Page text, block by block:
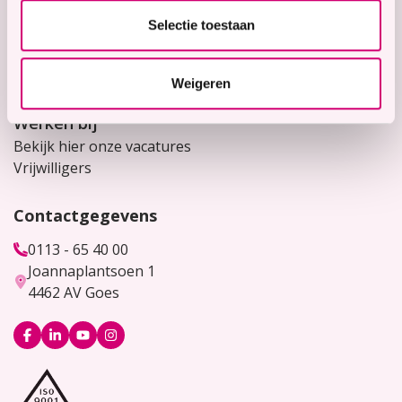
Selectie toestaan
Weigeren
Contact
Werken bij
Bekijk hier onze vacatures
Vrijwilligers
Contactgegevens
0113 - 65 40 00
Joannaplantsoen 1
4462 AV Goes
Logo
Facebook
Logo
LinkedIn
LogoLogo